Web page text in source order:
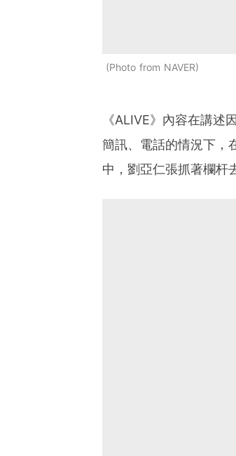
Photo from NAVER
《ALIVE》內容在講述
簡訊、電話的情況下，
中，劉亞仁張抓著欄杆